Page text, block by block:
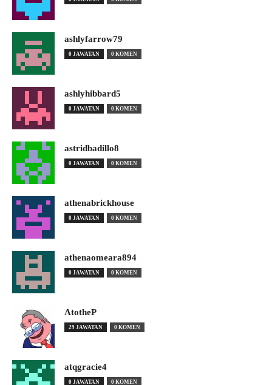
ashlyfarrow79
0 JAWATAN 0 KOMEN
ashlyhibbard5
0 JAWATAN 0 KOMEN
astridbadillo8
0 JAWATAN 0 KOMEN
athenabrickhouse
0 JAWATAN 0 KOMEN
athenaomeara894
0 JAWATAN 0 KOMEN
AtotheP
29 JAWATAN 0 KOMEN
atqgracie4
0 JAWATAN 0 KOMEN